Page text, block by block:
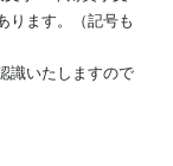
ります。（記号も
識いたしますので